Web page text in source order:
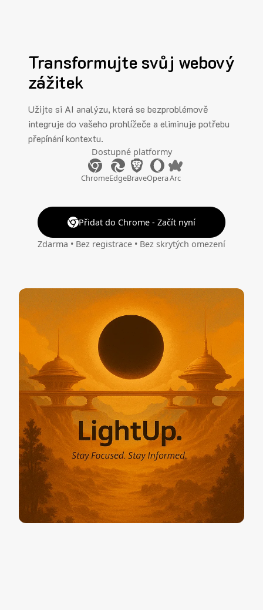
Transformujte svůj webový
zážitek
Užijte si AI analýzu, která se bezproblémově
integruje do vašeho prohlížeče a eliminuje potřebu
přepínání kontextu.
Dostupné platformy
ChromeEdgeBraveOperaArc
Přidat do Chrome - Začít nyní
Zdarma • Bez registrace • Bez skrytých omezení